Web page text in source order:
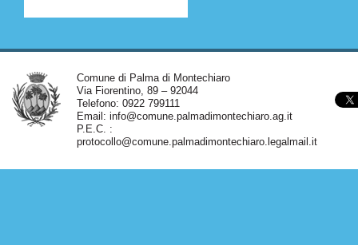
Comune di Palma di Montechiaro
Via Fiorentino, 89 – 92044
Telefono: 0922 799111
Email: info@comune.palmadimontechiaro.ag.it
P.E.C. :
protocollo@comune.palmadimontechiaro.legalmail.it